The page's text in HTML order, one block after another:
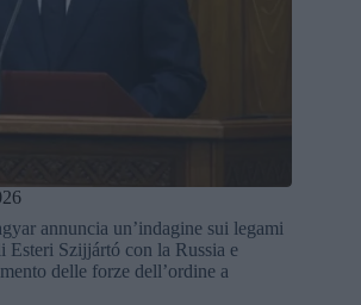
annuncia un’indagine sui legami
Esteri Szijjártó con la Russia e
delle forze dell’ordine a